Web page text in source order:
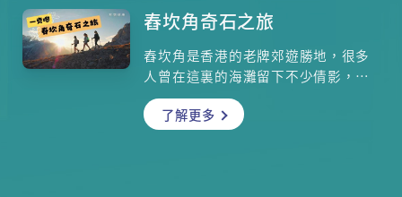
腎、肝、脾、心等臟腑功能，到情緒
髮背後的健康密碼。當你長期熬夜、
壓力過大、飲食失衡，身體內部的腎
精和氣血就會受損，頭髮自然會發出
警號——開始稀疏、枯黃、甚至大量脫
舂坎角奇石之旅
舂坎角是香港的老牌郊遊勝地，很多
人曾在這裏的海灘留下不少倩影，也
許你沒想過，原來它還有你未發掘的
一些天然美景呢！雖然路徑略帶崎
了解更多